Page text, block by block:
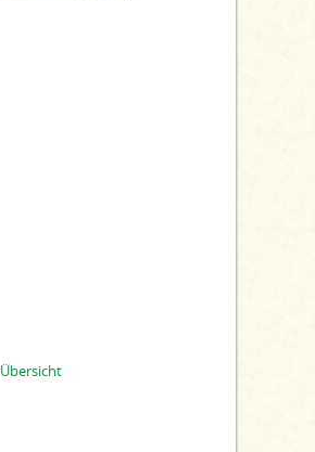
Übersicht